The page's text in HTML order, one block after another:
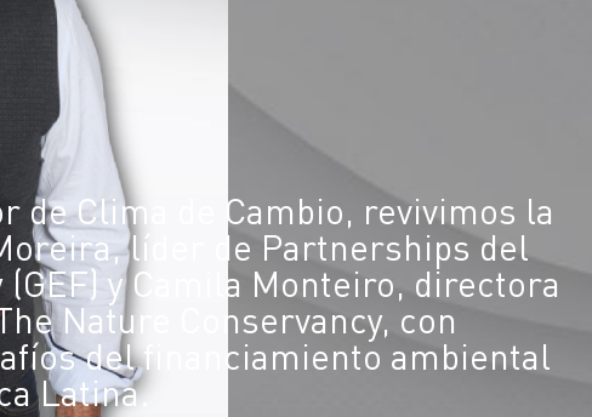
de Clima de Cambio, revivimos la
líder de Partnerships del
y Camila Monteiro, directora
Nature Conservancy, con
del financiamiento ambiental
Latina.